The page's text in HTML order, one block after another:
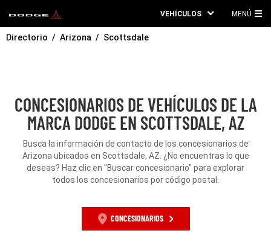
VEHÍCULOS MENÚ
Directorio Arizona Scottsdale
CONCESIONARIOS DE VEHÍCULOS DE LA
MARCA DODGE EN SCOTTSDALE, AZ
Busca la información de contacto de los concesionarios de
Arizona ubicados en Scottsdale, AZ. ¿No encuentras lo que
deseas? Haz clic en "Buscar concesionario" para explorar
todos los concesionarios por código postal.
CONCESIONARIOS